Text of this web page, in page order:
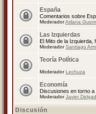
España
Comentarios sobre
ModeradorAtilana
Las Izquierdas
El Mito de la Izquierda,
ModeradorSantiago
Teoría Política
ModeradorLechuza
Economía
Discusiones en torno
ModeradorJavier
Discusión